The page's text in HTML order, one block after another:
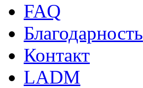
FAQ
Благодарность
Контакт
LADM